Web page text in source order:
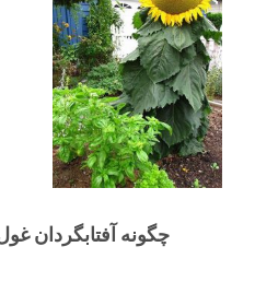
چگونه آفتابگردان